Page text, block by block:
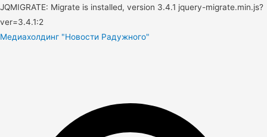
JQMIGRATE: Migrate is installed, version 3.4.1 jquery-migrate.min.js?
ver=3.4.1:2
Медиахолдинг "Новости Радужного"